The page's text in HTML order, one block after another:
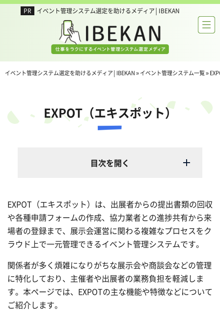
イベント管理システム選定を助けるメディア│IBEKAN
イベント管理システム選定を助けるメディア│IBEKAN»イベント管理システム一覧»
EXPOT（エキスポット）
目次を開く
EXPOT（エキスポット）は、出展者からの提出書類の回収
や各種申請フォームの作成、協力業者との進捗共有から来
場者の登録まで、展示会運営に関わる複雑なプロセスをク
ラウド上で一元管理できるイベント管理システムです。
関係者が多く煩雑になりがちな展示会や商談会などの管理
に特化しており、主催者や出展者の業務負担を軽減しま
す。本ページでは、EXPOTの主な機能や特徴などについて
ご紹介します。